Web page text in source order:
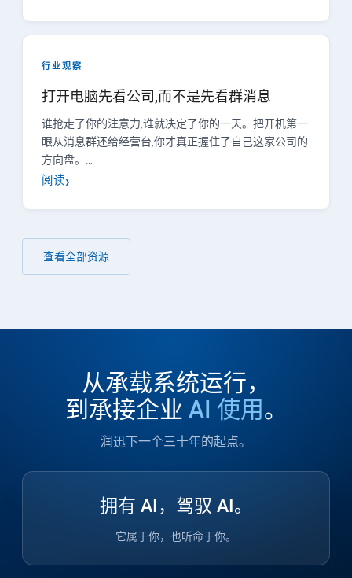
行业观察
打开电脑先看公司,而不是先看群消息
谁抢走了你的注意力,谁就决定了你的一天。把开机第一
眼从消息群还给经营台,你才真正握住了自己这家公司的
方向盘。…
阅读
查看全部资源
从承载系统运行，
到承接企业 AI 使用。
润迅下一个三十年的起点。
拥有 AI，驾驭 AI。
它属于你，也听命于你。